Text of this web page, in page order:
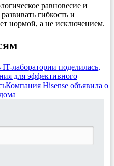
равновесие и
гибкость и
нормой, а не исключением.
лаборатории поделилась,
для эффективного
Компания Hisense объявила о